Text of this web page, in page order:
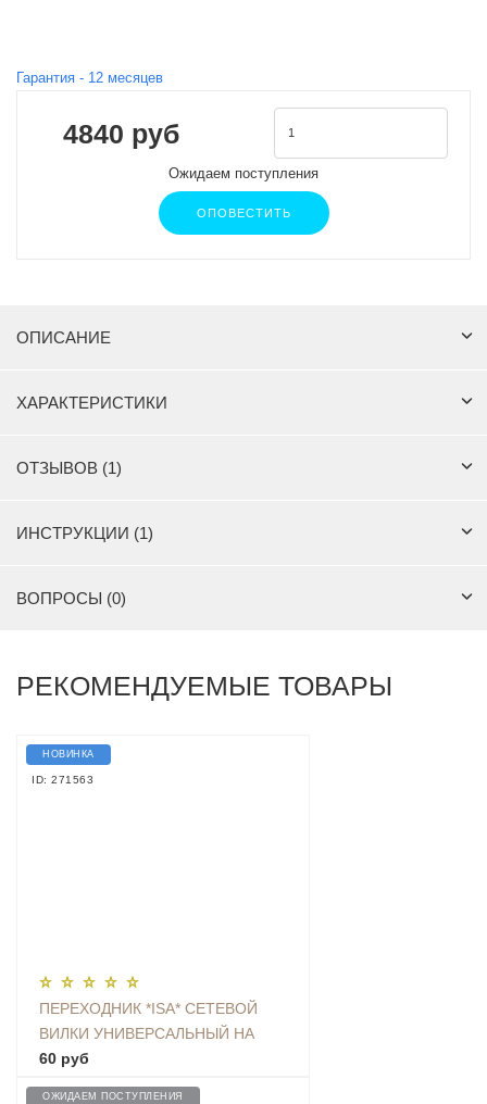
Гарантия - 12 месяцев
4840 руб
Ожидаем поступления
ОПОВЕСТИТЬ
ОПИСАНИЕ
ХАРАКТЕРИСТИКИ
ОТЗЫВОВ (1)
ИНСТРУКЦИИ (1)
ВОПРОСЫ (0)
РЕКОМЕНДУЕМЫЕ ТОВАРЫ
НОВИНКА
ID: 271563
ПЕРЕХОДНИК *ISA* СЕТЕВОЙ
ВИЛКИ УНИВЕРСАЛЬНЫЙ НА
ЕВРО С ЗАЗЕМЛЕНИЕМ KT-168
60 руб
ОЖИДАЕМ ПОСТУПЛЕНИЯ